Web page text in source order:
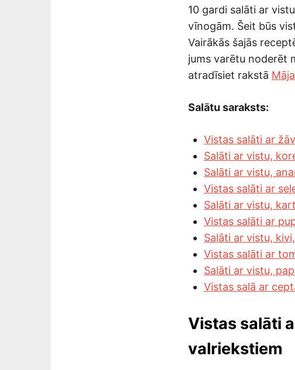
10 gardi salāti ar
vīnogām. Šeit būs
Vairākās šajās
jums varētu noderēt
atradīsiet rakstā
Salātu saraksts:
Vistas salāti ar
Salāti ar vistu,
Salāti ar vistu,
Vistas salāti ar
Salāti ar vistu,
Vistas salāti ar
Salāti ar vistu,
Vistas salāti ar
Salāti ar vistu,
Vistas salā ar
Vistas salāti
valriekstiem